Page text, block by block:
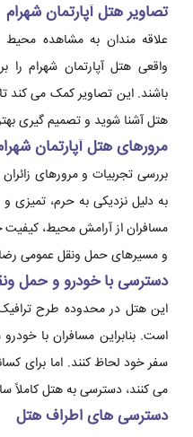
تصاویر هتل آپارتمان شهرام
علاقه مندان به مشاهده
واقعی هتل آپارتمان شهرام را
باشند. این تصاویر کمک می کند
هتل آشنا شوید و تصمیم گیری
مرورهای هتل آپارتمان
بررسی تجربیات و مرورهای
به دلیل نزدیکی به حرم،
مسافران از آرامش محیط،
و مسیرهای حمل ونقل عمومی
دسترسی با خودرو و حمل
این هتل در محدوده طرح
است. بنابراین مسافران با
سفر خود لحاظ کنند. اما برای
می کنند، دسترسی به هتل کاملاً
دسترسی های اطراف هتل